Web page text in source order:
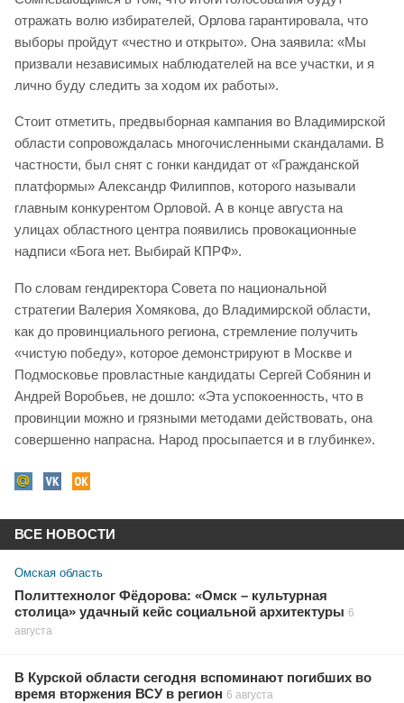
отражать волю избирателей, Орлова гарантировала, что
выборы пройдут «честно и открыто». Она заявила: «Мы
призвали независимых наблюдателей на все участки, и я
лично буду следить за ходом их работы».
Стоит отметить, предвыборная кампания во Владимирской
области сопровождалась многочисленными скандалами. В
частности, был снят с гонки кандидат от «Гражданской
платформы» Александр Филиппов, которого называли
главным конкурентом Орловой. А в конце августа на
улицах областного центра появились провокационные
надписи «Бога нет. Выбирай КПРФ».
По словам гендиректора Совета по национальной
стратегии Валерия Хомякова, до Владимирской области,
как до провинциального региона, стремление получить
«чистую победу», которое демонстрируют в Москве и
Подмосковье провластные кандидаты Сергей Собянин и
Андрей Воробьев, не дошло: «Эта успокоенность, что в
провинции можно и грязными методами действовать, она
совершенно напрасна. Народ просыпается и в глубинке».
ВСЕ НОВОСТИ
Омская область
Политтехнолог Фёдорова: «Омск – культурная
столица» удачный кейс социальной архитектуры 6
августа
В Курской области сегодня вспоминают погибших во
время вторжения ВСУ в регион 6 августа